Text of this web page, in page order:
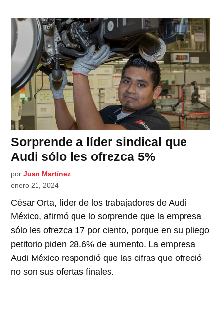
Sorprende a líder sindical que
Audi sólo les ofrezca 5%
por Juan Martínez
enero 21, 2024
César Orta, líder de los trabajadores de Audi
México, afirmó que lo sorprende que la empresa
sólo les ofrezca 17 por ciento, porque en su pliego
petitorio piden 28.6% de aumento. La empresa
Audi México respondió que las cifras que ofreció
no son sus ofertas finales.